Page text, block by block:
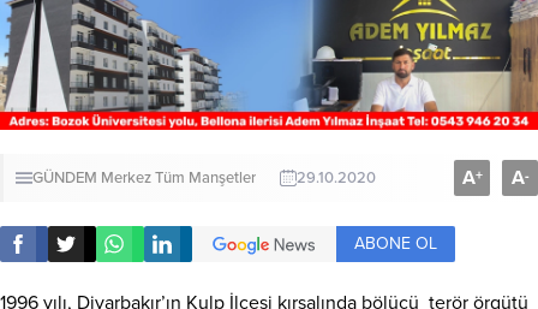
GÜNDEM MerkezTüm Manşetler 29.10.2020 A+ A-
ABONE OL
1996 yılı, Diyarbakır’ın Kulp İlçesi kırsalında bölücü terör örgütü